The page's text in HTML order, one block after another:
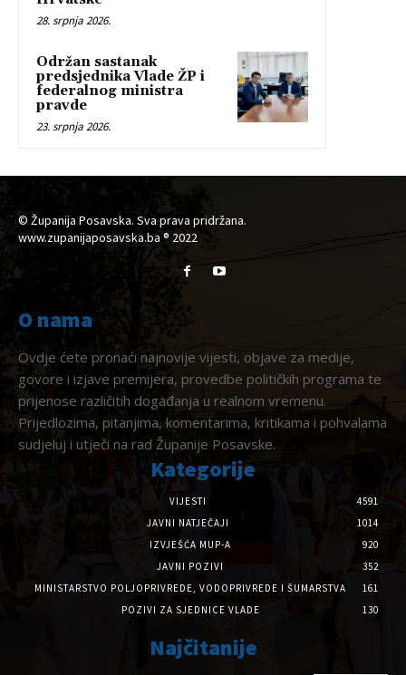
28. srpnja 2026.
Održan sastanak
predsjednika Vlade ŽP i
federalnog ministra
pravde
23. srpnja 2026.
© Županija Posavska. Sva prava pridržana.
www.zupanijaposavska.ba ® 2022
O nama
Ovdje ćete pronaći najnovije vijesti, objave za medije,
govore i izjave premijera, provedbe političkih programa te
prijenose različitih događanja u realnom vremenu.
Prijedlozima, pitanjima, komentarima, kritikama i pohvalama
sudjeluj i utječi na rad Županije Posavske.
Kategorije
VIJESTI
4591
JAVNI NATJEČAJI
1014
IZVJEŠĆA MUP-A
920
JAVNI POZIVI
352
MINISTARSTVO POLJOPRIVREDE, VODOPRIVREDE I ŠUMARSTVA
161
POZIVI ZA SJEDNICE VLADE
130
Najčitanije